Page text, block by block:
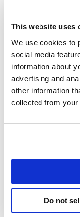
This website uses
We use cookies to
social media
information about
advertising and
other information
collected from
Do not
SA LANCEE
Le groupement
d’un nombre
sur ses magasins
le drive.
des achats des
capable d’attirer
près de 200 000
sur le début de